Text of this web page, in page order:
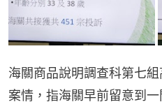
海關商品說明調查科第七
案情，指海關早前留意到